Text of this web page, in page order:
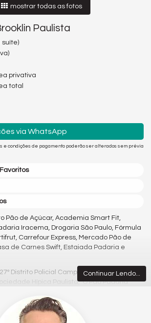
mostrar todas as fotos
Paulista
suíte)
privativa
total
via WhatsApp
e condições de pagamento poderão ser alterados sem prévia
Pão de Açúcar, Academia Smart Fit,
Iracema, Drogaria São Paulo, Fórmula
Carrefour Express, Mercado Pão de
de Carnes Swift, Estaiada Padaria e
Distrito Policial Campo Belo, Di Paolo Vila
Hípica Paulista, O Pão Padaria
: Av. Santo Amaro, Av. dos
Luiz Luís Carlos Berrini, etc.
Continuar Lendo...